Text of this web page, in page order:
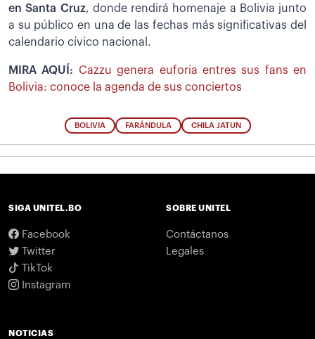
en Santa Cruz, donde rendirá homenaje a Bolivia junto
a su público en una de las fechas más significativas del
calendario cívico nacional.
MIRA AQUÍ: Cazzu genera euforia entres sus fans en
Bolivia: conoce la agenda de sus conciertos
BOLIVIA FARÁNDULA CHILA JATUN
SIGA UNITEL.BO
Facebook
Twitter
TikTok
Instagram
SOBRE UNITEL
Contáctanos
Legales
NOTICIAS